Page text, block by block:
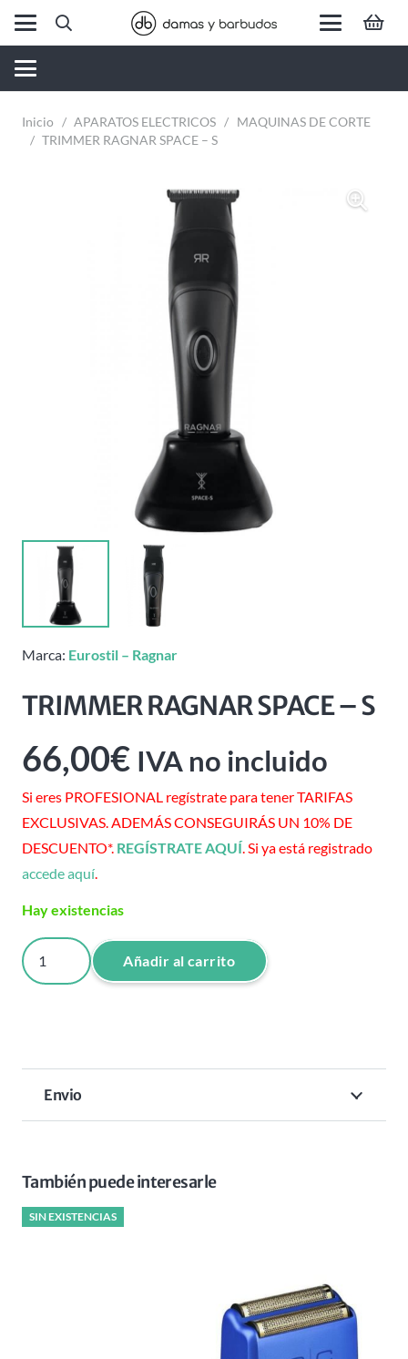
Inicio / APARATOS ELECTRICOS / MAQUINAS DE CORTE
/ TRIMMER RAGNAR SPACE – S
Marca: Eurostil – Ragnar
TRIMMER RAGNAR SPACE – S
66,00€ IVA no incluido
Si eres PROFESIONAL regístrate para tener TARIFAS
EXCLUSIVAS. ADEMÁS CONSEGUIRÁS UN 10% DE
DESCUENTO*. REGÍSTRATE AQUÍ. Si ya está registrado
accede aquí.
Hay existencias
TRIMMER
RAGNAR
Añadir al carrito
Envio
También puede interesarle
SIN EXISTENCIAS